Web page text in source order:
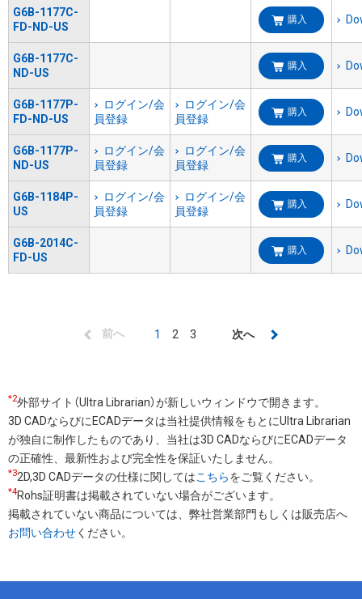
G6B-1177C-
FD-ND-US
購入
G6B-1177C-
ND-US
購入
G6B-1177P-
FD-ND-US
ログイン/会
員登録
ログイン/会
員登録
購入
G6B-1177P-
ND-US
ログイン/会
員登録
ログイン/会
員登録
購入
G6B-1184P-
US
ログイン/会
員登録
ログイン/会
員登録
購入
G6B-2014C-
FD-US
購入
り
前
ジ
前へ
カ
ト
ペ
ー
ジ
1 Page
2 Page
3
次
ジ
次へ
*2外部サイト（Ultra Librarian）が新しいウィンドウで開きます。
3D CADならびにECADデータは当社提供情報をもとにUltra Librarian
が独自に制作したものであり、当社は3D CADならびにECADデータ
の正確性、最新性および完全性を保証いたしません。
*32D,3D CADデータの仕様に関してはこちらをご覧ください。
*4Rohs証明書は掲載されていない場合がございます。
掲載されていない商品については、弊社営業部門もしくは販売店へ
お問い合わせください。